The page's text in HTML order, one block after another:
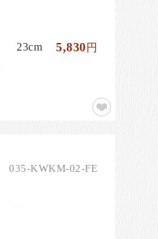
23cm 5,830円
035-KWKM-02-FE